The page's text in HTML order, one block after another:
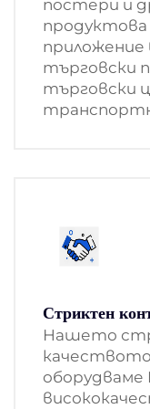
постери и
приложение
търговски
търговски
Стриктен
Нашето
качеството
оборудваме